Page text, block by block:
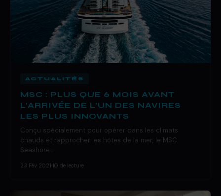
ACTUALITÉS
MSC : PLUS QUE 6 MOIS AVANT
L’ARRIVÉE DE L’UN DES NAVIRES
LES PLUS INNOVANTS
Conçu spécialement pour opérer dans les climats
chauds et rapprocher les hôtes de la mer, le MSC
Seashore…
23 Fév 2021 10 de lecture